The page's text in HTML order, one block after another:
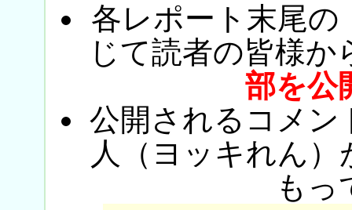
各レポート末尾の
じて読者の皆様か
部を公
公開されるコメン
人（ヨッキれん
もっ